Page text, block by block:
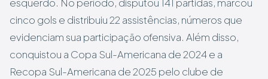
esquerdo. No período, disputou 141 partidas, marcou
cinco gols e distribuiu 22 assistências, números que
evidenciam sua participação ofensiva. Além disso,
conquistou a Copa Sul-Americana de 2024 e a
Recopa Sul-Americana de 2025 pelo clube de